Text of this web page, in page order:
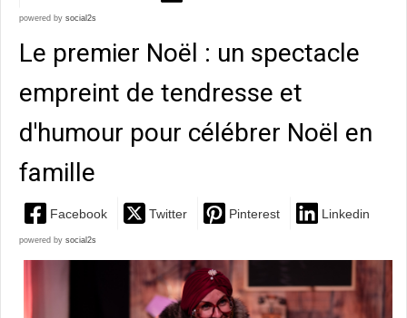
powered by social2s
Le premier Noël : un spectacle
empreint de tendresse et
d'humour pour célébrer Noël en
famille
Facebook Twitter Pinterest Linkedin
powered by social2s